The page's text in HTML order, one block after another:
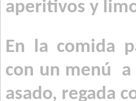
aperitivos y
En la comida
con un menú
a
asado, regada